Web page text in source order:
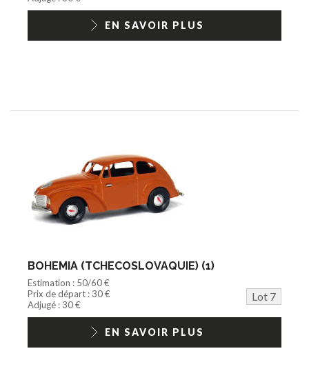
EN SAVOIR PLUS
BOHEMIA (TCHECOSLOVAQUIE) (1)
Estimation : 50/60 €
Prix de départ : 30 €
Lot 7
Adjugé : 30 €
EN SAVOIR PLUS